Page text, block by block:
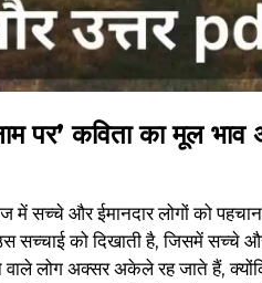
पर’ कविता का मूल
में सच्चे और ईमानदार लोगों को
सच्चाई को दिखाती है, जिसमें सच्चे
वाले लोग अक्सर अकेले रह जाते हैं,